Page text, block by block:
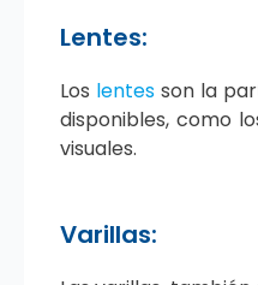
Lentes:
Los lentes son la
disponibles, como
visuales.
Varillas: